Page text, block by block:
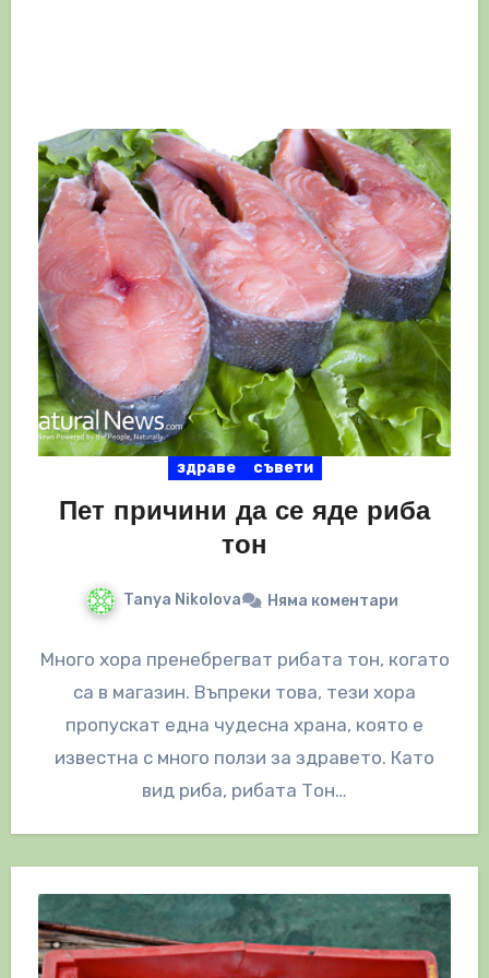
здраве съвети
Пет причини да се яде риба
тон
Tanya Nikolova Няма коментари
Много хора пренебрегват рибата тон, когато
са в магазин. Въпреки това, тези хора
пропускат една чудесна храна, която е
известна с много ползи за здравето. Като
вид риба, рибата Тон…